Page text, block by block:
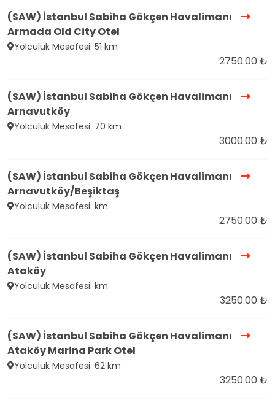
(SAW) İstanbul Sabiha Gökçen Havalimanı
Armada Old City Otel
Yolculuk Mesafesi: 51 km
2750.00 ₺
(SAW) İstanbul Sabiha Gökçen Havalimanı
Arnavutköy
Yolculuk Mesafesi: 70 km
3000.00 ₺
(SAW) İstanbul Sabiha Gökçen Havalimanı
Arnavutköy/Beşiktaş
Yolculuk Mesafesi: km
2750.00 ₺
(SAW) İstanbul Sabiha Gökçen Havalimanı
Ataköy
Yolculuk Mesafesi: km
3250.00 ₺
(SAW) İstanbul Sabiha Gökçen Havalimanı
Ataköy Marina Park Otel
Yolculuk Mesafesi: 62 km
3250.00 ₺